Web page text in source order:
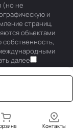
Контакты
(но не
и
страниц,
объектами
собственность,
далее